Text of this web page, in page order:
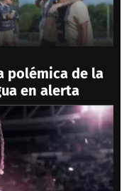
polémica de la
en alerta